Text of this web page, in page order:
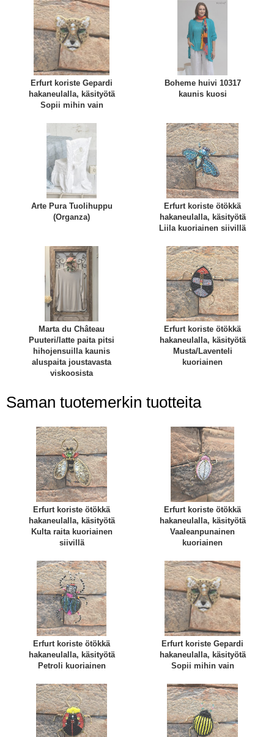
Erfurt koriste Gepardi
hakaneulalla, käsityötä
Sopii mihin vain
Boheme huivi 10317
kaunis kuosi
Arte Pura Tuolihuppu
(Organza)
Erfurt koriste ötökkä
hakaneulalla, käsityötä
Liila kuoriainen siivillä
Marta du Château
Puuteri/latte paita pitsi
hihojensuilla kaunis
aluspaita joustavasta
viskoosista
Erfurt koriste ötökkä
hakaneulalla, käsityötä
Musta/Laventeli
kuoriainen
Saman tuotemerkin tuotteita
Erfurt koriste ötökkä
hakaneulalla, käsityötä
Kulta raita kuoriainen
siivillä
Erfurt koriste ötökkä
hakaneulalla, käsityötä
Vaaleanpunainen
kuoriainen
Erfurt koriste ötökkä
hakaneulalla, käsityötä
Petroli kuoriainen
Erfurt koriste Gepardi
hakaneulalla, käsityötä
Sopii mihin vain